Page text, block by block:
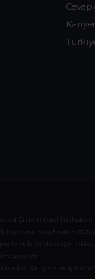
Şirketi Özel İstihdam
tarafından
İş İlanları için
Çalışma ve İş